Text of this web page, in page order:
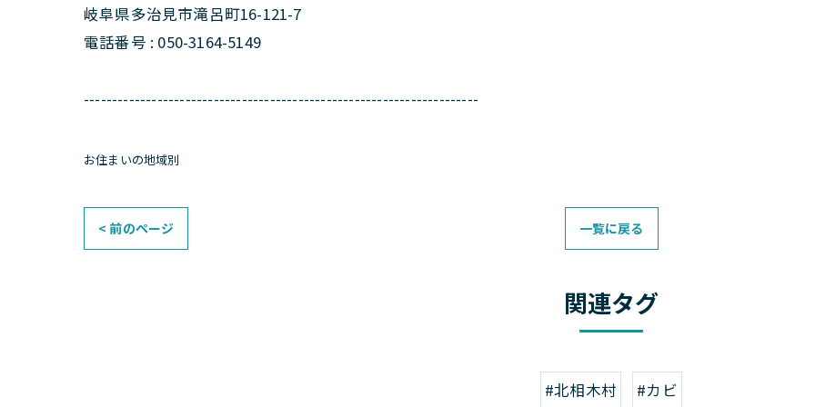
岐阜県多治見市滝呂町16-121-7
電話番号 : 050-3164-5149
----------------------------------------------------------------------
お住まいの地域別
< 前のページ 一覧に戻る
関連タグ
#北相木村 #カビ